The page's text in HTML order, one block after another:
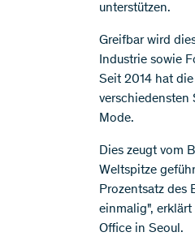
unterstützen.
Greifbar wird
Industrie sowie
Seit 2014 hat
verschiedensten
Mode.
Dies zeugt vom
Weltspitze
Prozentsatz des
einmalig",
Office in Seoul.